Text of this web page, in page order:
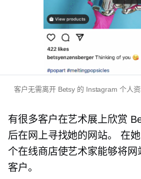
客户无需离开 Betsy 的 Instagram 个人
有很多客户在艺术展上欣赏
后在网上寻找她的网站。 在
个在线商店使艺术家能够将网
客户。